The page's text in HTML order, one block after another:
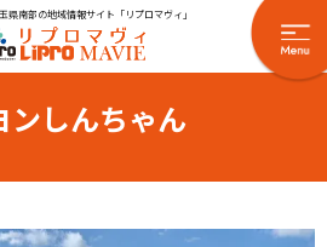
県南部の地域情報サイト「リプロマヴィ」
ンしんちゃん